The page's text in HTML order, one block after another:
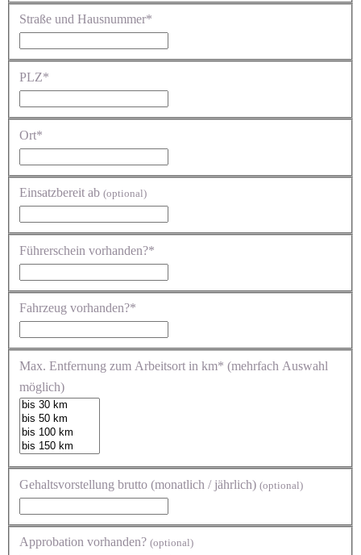
Straße und Hausnummer*
PLZ*
Ort*
Einsatzbereit ab (optional)
Führerschein vorhanden?*
Fahrzeug vorhanden?*
Max. Entfernung zum Arbeitsort in km* (mehrfach Auswahl
möglich)
Gehaltsvorstellung brutto (monatlich / jährlich) (optional)
Approbation vorhanden? (optional)